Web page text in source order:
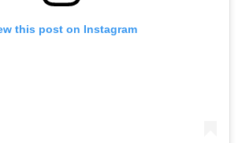
this post on Instagram